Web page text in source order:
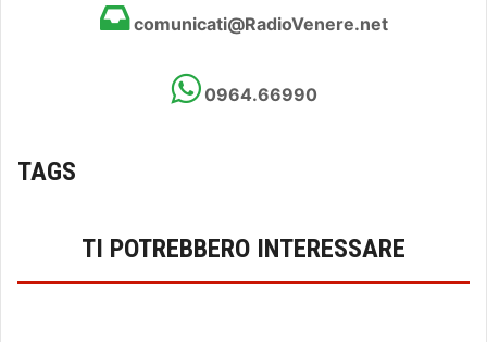
comunicati@RadioVenere.net
0964.66990
TAGS
TI POTREBBERO INTERESSARE